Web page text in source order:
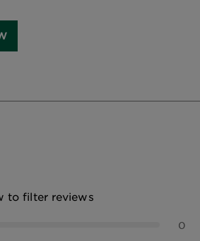
to filter reviews
0